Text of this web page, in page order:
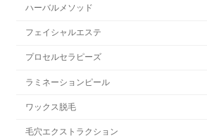
ハーバルメソッド
フェイシャルエステ
プロセルセラピーズ
ラミネーションピール
ワックス脱毛
毛穴エクストラクション